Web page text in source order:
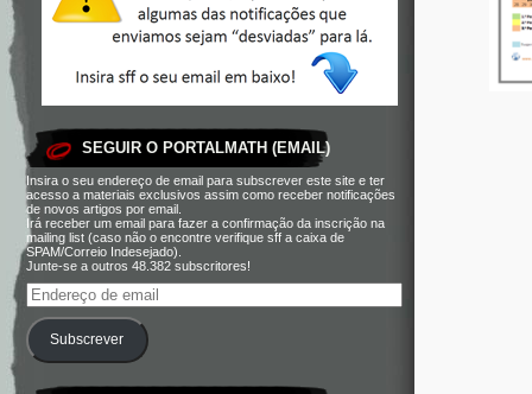
SEGUIR O PORTALMATH (EMAIL)
Insira o seu endereço de email para subscrever este site e ter
acesso a materiais exclusivos assim como receber notificações
de novos artigos por email.
Irá receber um email para fazer a confirmação da inscrição na
mailing list (caso não o encontre verifique sff a caixa de
SPAM/Correio Indesejado).
Junte-se a outros 48.382 subscritores!
Subscrever